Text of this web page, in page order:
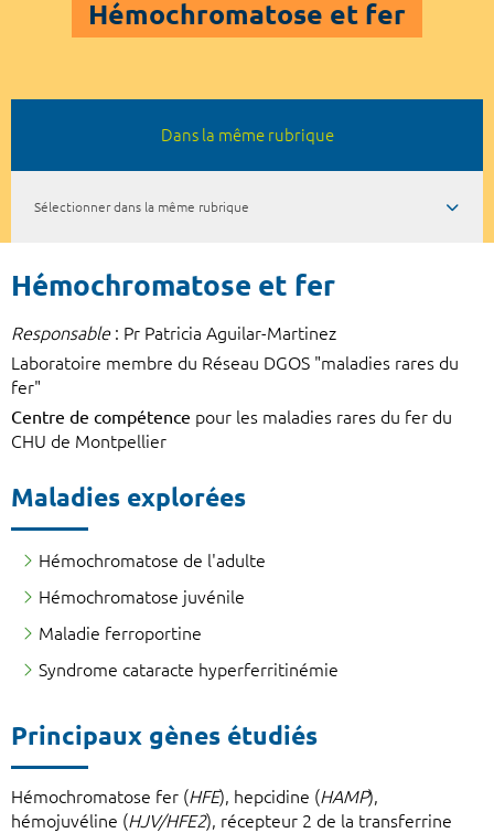
Hémochromatose et fer
Dans la même rubrique
Sélectionner dans la même rubrique
Hémochromatose et fer
Responsable: Pr Patricia Aguilar-Martinez
Laboratoire membre du Réseau DGOS "maladies rares du
fer"
Centre de compétence pour les maladies rares du fer du
CHU de Montpellier
Maladies explorées
Hémochromatose de l'adulte
Hémochromatose juvénile
Maladie ferroportine
Syndrome cataracte hyperferritinémie
Principaux gènes étudiés
Hémochromatose fer (HFE), hepcidine (HAMP),
hémojuvéline (HJV/HFE2), récepteur 2 de la transferrine